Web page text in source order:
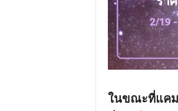
ในขณะที่แค